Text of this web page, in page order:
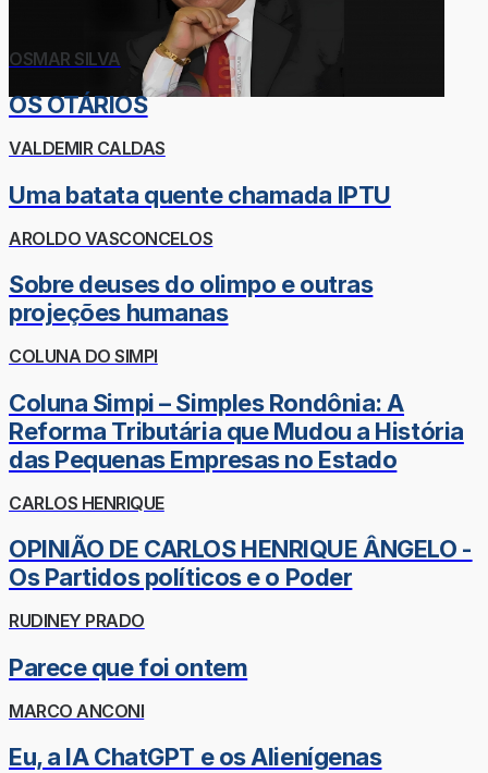
OSMAR SILVA
OS OTÁRIOS
VALDEMIR CALDAS
Uma batata quente chamada IPTU
AROLDO VASCONCELOS
Sobre deuses do olimpo e outras
projeções humanas
COLUNA DO SIMPI
Coluna Simpi – Simples Rondônia: A
Reforma Tributária que Mudou a História
das Pequenas Empresas no Estado
CARLOS HENRIQUE
OPINIÃO DE CARLOS HENRIQUE ÂNGELO -
Os Partidos políticos e o Poder
RUDINEY PRADO
Parece que foi ontem
MARCO ANCONI
Eu, a IA ChatGPT e os Alienígenas